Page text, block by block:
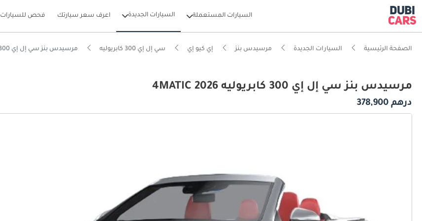
السيارات المستعملة السيارات الجديدة اعرف سعر سيارتك فحص للسيارات
الصفحة الرئيسية السيارات الجديدة مرسيدس بنز إي كيو إي سي إل إي 300 كابريوليه مرسيدس بنز سي إل إي 300 كابريوليه 4MATIC
مرسيدس بنز سي إل إي 300 كابريوليه 4MATIC 2026
درهم 378,900